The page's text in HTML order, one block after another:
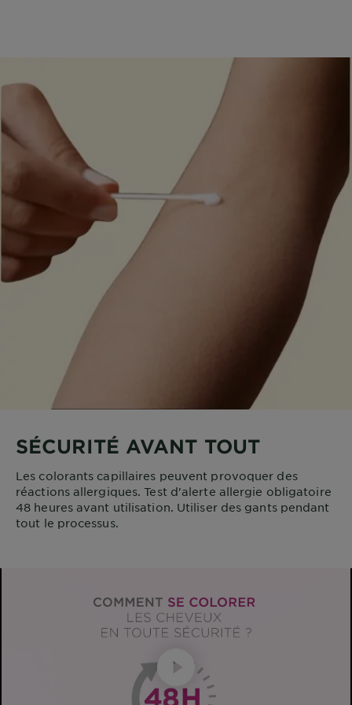
SÉCURITÉ AVANT TOUT
Les colorants capillaires peuvent provoquer des
réactions allergiques. Test d'alerte allergie obligatoire
48 heures avant utilisation. Utiliser des gants pendant
tout le processus.